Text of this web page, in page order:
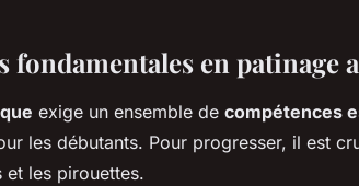
fondamentales en patinage
exige un ensemble de compétences
les débutants. Pour progresser, il est
et les pirouettes.